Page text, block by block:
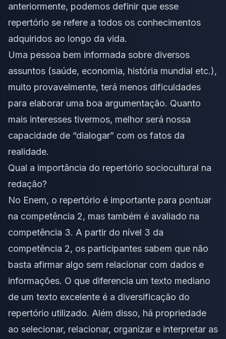
anteriormente, podemos definir que esse
repertório se refere a todos os conhecimentos
adquiridos ao longo da vida.
Uma pessoa bem informada sobre diversos
assuntos (saúde, economia, história mundial etc.),
muito provavelmente, terá menos dificuldades
para elaborar uma boa argumentação. Quanto
mais interesses tivermos, melhor será nossa
capacidade de “dialogar” com os fatos da
realidade.
Qual a importância do repertório sociocultural na
redação?
No Enem, o repertório é importante para pontuar
na competência 2, mas também é avaliado na
competência 3. A partir do nível 3 da
competência 2, os participantes sabem que não
basta afirmar algo sem relacionar com dados e
informações. O que diferencia um texto mediano
de um texto excelente é a diversificação do
repertório utilizado. Além disso, há propriedade
ao selecionar, relacionar, organizar e interpretar as